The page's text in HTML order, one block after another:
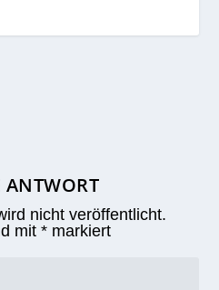
ANTWORT
nicht veröffentlicht.
mit* markiert